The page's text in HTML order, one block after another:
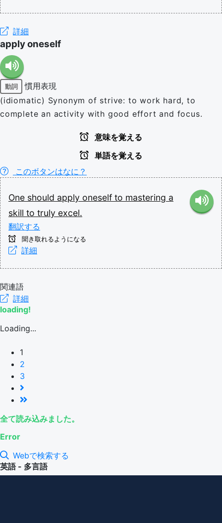
詳細
apply oneself
動詞
慣用表現
(idiomatic) Synonym of strive: to work hard, to
complete an activity with good effort and focus.
意味を覚える
単語を覚える
このボタンはなに？
One should apply oneself to mastering a
skill to truly excel.
翻訳する
聞き取れるようになる
詳細
関連語
詳細
loading!
Loading...
1
2
3
全て読み込みました。
Error
Webで検索する
英語 - 多言語